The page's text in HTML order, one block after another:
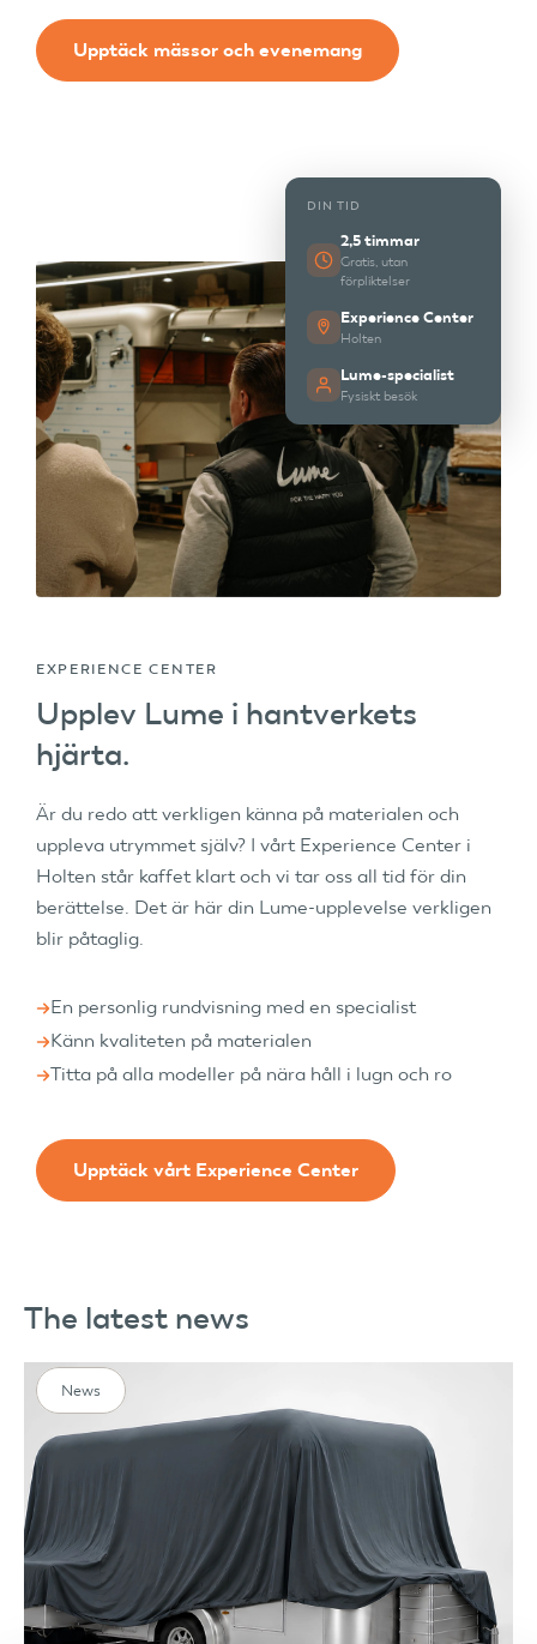
Upptäck mässor och evenemang
EXPERIENCE CENTER
Upplev Lume i hantverkets
hjärta.
Är du redo att verkligen känna på materialen och
uppleva utrymmet själv? I vårt Experience Center i
Holten står kaffet klart och vi tar oss all tid för din
berättelse. Det är här din Lume-upplevelse verkligen
blir påtaglig.
En personlig rundvisning med en specialist
Känn kvaliteten på materialen
Titta på alla modeller på nära håll i lugn och ro
Upptäck vårt Experience Center
DIN TID
2,5 timmar
Gratis, utan
förpliktelser
Experience Center
Holten
Lume-specialist
Fysiskt besök
The latest news
News